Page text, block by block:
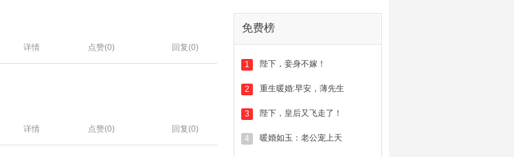
详情 点赞(0) 回复(0)
详情 点赞(0) 回复(0)
子爷的衣服！》 进行了评论
沐小楼 对 《退婚夜！我撕了战神世
子爷的衣服！》 投红票1票
沐小楼
子爷的衣服！》 进行了评论
沐小楼对 《退婚夜！我撕了战神世
免费榜
1 陛下，妾身不嫁！
2 重生暖婚:早安，薄先生
3 陛下，皇后又飞走了！
4 暖婚如玉：老公宠上天